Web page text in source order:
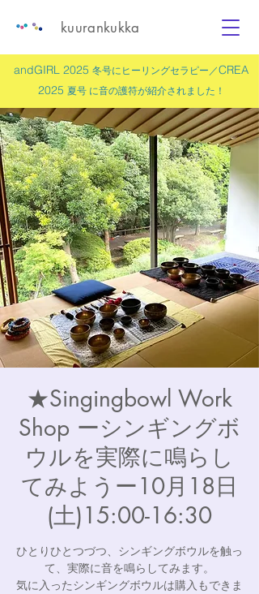
andGIRL 2025 冬号にヒーリングセラピー／CREA
2025 夏号 に音の護符が紹介されました！
kuurankukka
★Singingbowl Work
Shop ーシンギングボ
ウルを実際に鳴らし
てみようー10月18日
(土)15:00-16:30
ひとりひとつづつ、シンギングボウルを触っ
て、実際に音を鳴らしてみます。
気に入ったシンギングボウルは購入もできま